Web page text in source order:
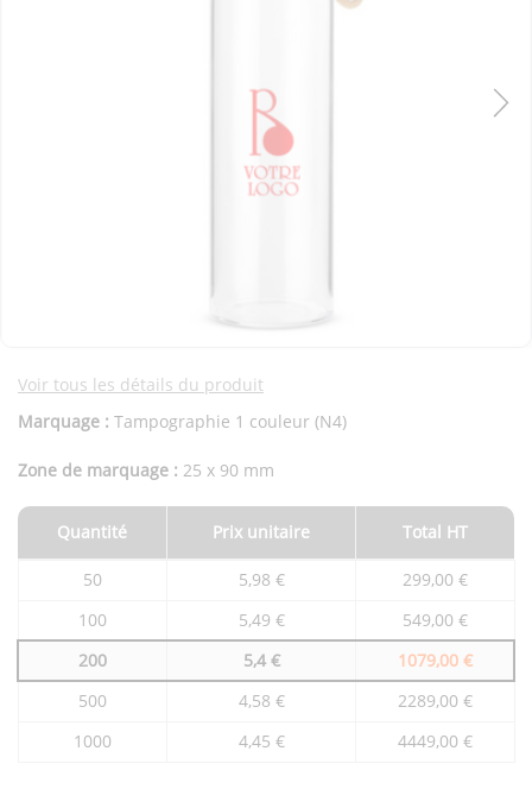
Voir tous les détails du produit
Marquage : Tampographie 1 couleur (N4)
Zone de marquage : 25 x 90 mm
fonction
la
quantité
Quantité Prix unitaire Total HT
50 5,98 €
299,00 €
100
5,49 €
549,00 €
200
5,4 €
1079,00 €
500
4,58 €
2289,00 €
1000
4,45 € 4449,00 €